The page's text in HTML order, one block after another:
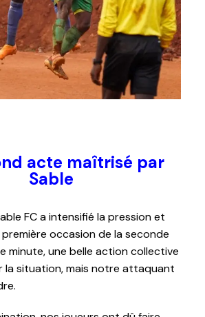
acte maîtrisé par
Sable
FC a intensifié la pression et
occasion de la seconde
minute, une belle action collective
la situation, mais notre attaquant